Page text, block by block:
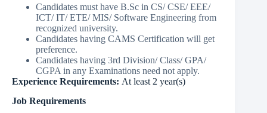
Candidates must have B.Sc in CS/ CSE/ EEE/
ICT/ IT/ ETE/ MIS/ Software Engineering from
recognized university.
Candidates having CAMS Certification will get
preference.
Candidates having 3rd Division/ Class/ GPA/
CGPA in any Examinations need not apply.
Experience Requirements: At least 2 year(s)
Job Requirements